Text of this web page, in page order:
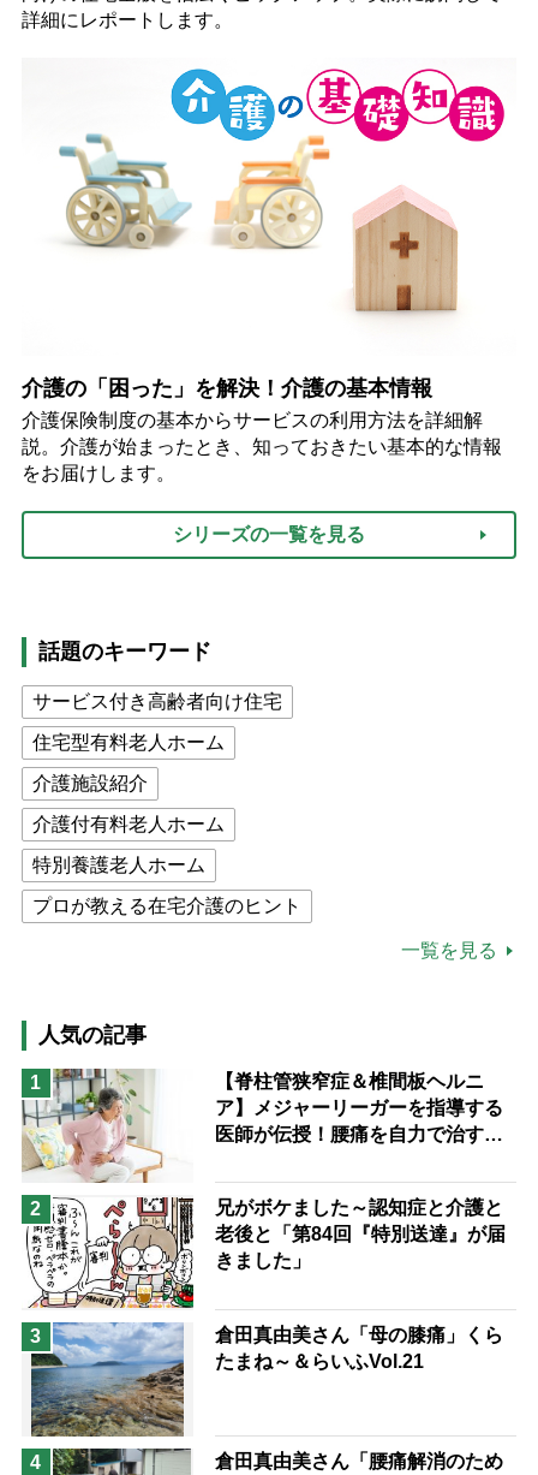
詳細にレポートします。
介護の「困った」を解決！介護の基本情報
介護保険制度の基本からサービスの利用方法を詳細解
説。介護が始まったとき、知っておきたい基本的な情報
をお届けします。
シリーズの一覧を見る
話題のキーワード
サービス付き高齢者向け住宅
住宅型有料老人ホーム
介護施設紹介
介護付有料老人ホーム
特別養護老人ホーム
プロが教える在宅介護のヒント
猫が母になつきません
息子の遠距離介護サバイバル術
兄がボケました
便利なサービス
予防法
一覧を見る
人気の記事
1
【脊柱管狭窄症＆椎間板ヘルニ
ア】メジャーリーガーを指導する
医師が伝授！腰痛を自力で治す運
2
兄がボケました～認知症と介護と
老後と「第84回『特別送達』が届
きました」
3
倉田真由美さん「母の膝痛」くら
たまね～＆らいふVol.21
4
倉田真由美さん「腰痛解消のため